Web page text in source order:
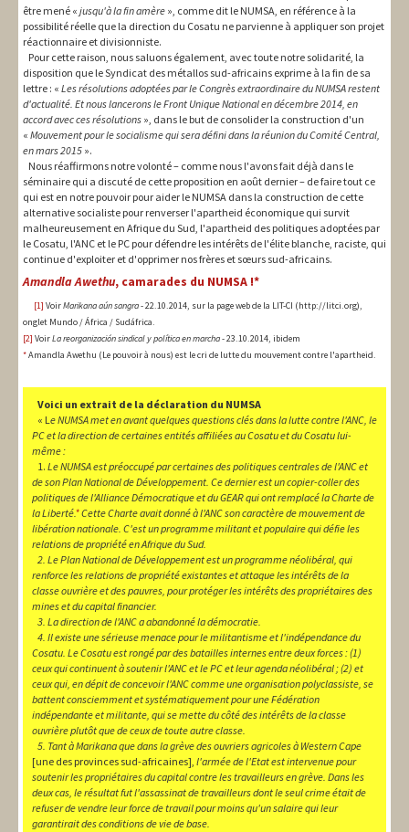
être mené « jusqu'à la fin amère », comme dit le NUMSA, en référence à la
possibilité réelle que la direction du Cosatu ne parvienne à appliquer son projet
réactionnaire et divisionniste.
Pour cette raison, nous saluons également, avec toute notre solidarité, la
disposition que le Syndicat des métallos sud-africains exprime à la fin de sa
lettre : « Les résolutions adoptées par le Congrès extraordinaire du NUMSA restent
d'actualité. Et nous lancerons le Front Unique National en décembre 2014, en
accord avec ces résolutions », dans le but de consolider la construction d'un
« Mouvement pour le socialisme qui sera défini dans la réunion du Comité Central,
en mars 2015 ».
Nous réaffirmons notre volonté – comme nous l'avons fait déjà dans le
séminaire qui a discuté de cette proposition en août dernier – de faire tout ce
qui est en notre pouvoir pour aider le NUMSA dans la construction de cette
alternative socialiste pour renverser l'apartheid économique qui survit
malheureusement en Afrique du Sud, l'apartheid des politiques adoptées par
le Cosatu, l'ANC et le PC pour défendre les intérêts de l'élite blanche, raciste, qui
continue d'exploiter et d'opprimer nos frères et sœurs sud-africains.
Amandla Awethu, camarades du NUMSA !*
[1] VoirMarikana aún sangra- 22.10.2014, sur la page web de la LIT-CI (http://litci.org),
onglet Mundo / África / Sudáfrica.
[2] VoirLa reorganización sindical y política en marcha- 23.10.2014, ibidem
*Amandla Awethu (Le pouvoir à nous) est le cri de lutte du mouvement contre l'apartheid.
Voici un extrait de la déclaration du NUMSA
« Le NUMSA met en avant quelques questions clés dans la lutte contre l'ANC, le
PC et la direction de certaines entités affiliées au Cosatu et du Cosatu lui-
même :
1. Le NUMSA est préoccupé par certaines des politiques centrales de l'ANC et
de son Plan National de Développement. Ce dernier est un copier-coller des
politiques de l'Alliance Démocratique et du GEAR qui ont remplacé la Charte de
la Liberté.*Cette Charte avait donné à l'ANC son caractère de mouvement de
libération nationale. C'est un programme militant et populaire qui défie les
relations de propriété en Afrique du Sud.
2. Le Plan National de Développement est un programme néolibéral, qui
renforce les relations de propriété existantes et attaque les intérêts de la
classe ouvrière et des pauvres, pour protéger les intérêts des propriétaires des
mines et du capital financier.
3. La direction de l'ANC a abandonné la démocratie.
4. Il existe une sérieuse menace pour le militantisme et l'indépendance du
Cosatu. Le Cosatu est rongé par des batailles internes entre deux forces : (1)
ceux qui continuent à soutenir l'ANC et le PC et leur agenda néolibéral ; (2) et
ceux qui, en dépit de concevoir l'ANC comme une organisation polyclassiste, se
battent consciemment et systématiquement pour une Fédération
indépendante et militante, qui se mette du côté des intérêts de la classe
ouvrière plutôt que de ceux de toute autre classe.
5. Tant à Marikana que dans la grève des ouvriers agricoles à Western Cape
[une des provinces sud-africaines], l'armée de l'Etat est intervenue pour
soutenir les propriétaires du capital contre les travailleurs en grève. Dans les
deux cas, le résultat fut l'assassinat de travailleurs dont le seul crime était de
refuser de vendre leur force de travail pour moins qu'un salaire qui leur
garantirait des conditions de vie de base.